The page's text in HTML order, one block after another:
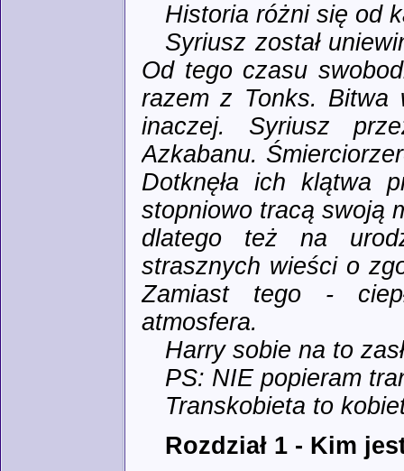
Historia różni się od
Syriusz został
Od tego czasu
razem z Tonks. Bitwa
inaczej. Syriusz
Azkabanu.
Dotknęła ich klątwa
stopniowo tracą swoją
dlatego też na
strasznych wieści o
Zamiast tego -
atmosfera.
Harry sobie na to
PS: NIE popieram
Transkobieta to
Rozdział 1 - Kim